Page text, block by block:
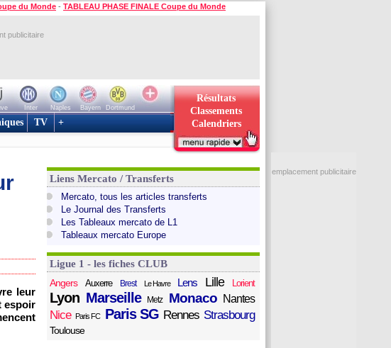
du Monde - TABLEAU PHASE FINALE Coupe du Monde
publicitaire
Inter Naples Bayern
Dortmund
Résultats
Classements
Calendriers
TV +
leur
espoir
Liens Mercato / Transferts
Mercato, tous les articles transferts
Le Journal des Transferts
Les Tableaux mercato de L1
Tableaux mercato Europe
Ligue 1 - les fiches CLUB
Angers
Auxerre Brest Le Havre Lens Lille Lorient
Lyon Marseille Metz Monaco Nantes
Nice Paris FC Paris SG Rennes Strasbourg
Toulouse
emplacement publicitaire